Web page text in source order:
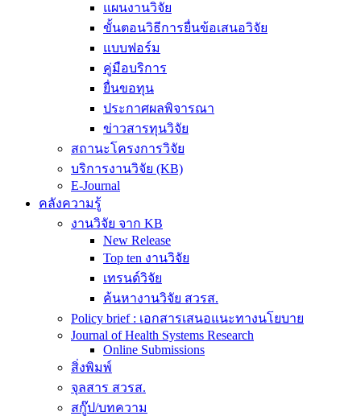
แผนงานวิจัย
ขั้นตอนวิธีการยื่นข้อเสนอวิจัย
แบบฟอร์ม
คู่มือบริการ
ยื่นขอทุน
ประกาศผลพิจารณา
ข่าวสารทุนวิจัย
สถานะโครงการวิจัย
บริการงานวิจัย (KB)
E-Journal
คลังความรู้
งานวิจัย จาก KB
New Release
Top ten งานวิจัย
เทรนด์วิจัย
ค้นหางานวิจัย สวรส.
Policy brief : เอกสารเสนอแนะทางนโยบาย
Journal of Health Systems Research
Online Submissions
สิ่งพิมพ์
จุลสาร สวรส.
สกู๊ป/บทความ